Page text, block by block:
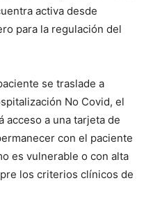
activa desde
para la regulación del
se traslade a
No Covid, el
acceso a una tarjeta de
con el paciente
es vulnerable o con alta
los criterios clínicos de